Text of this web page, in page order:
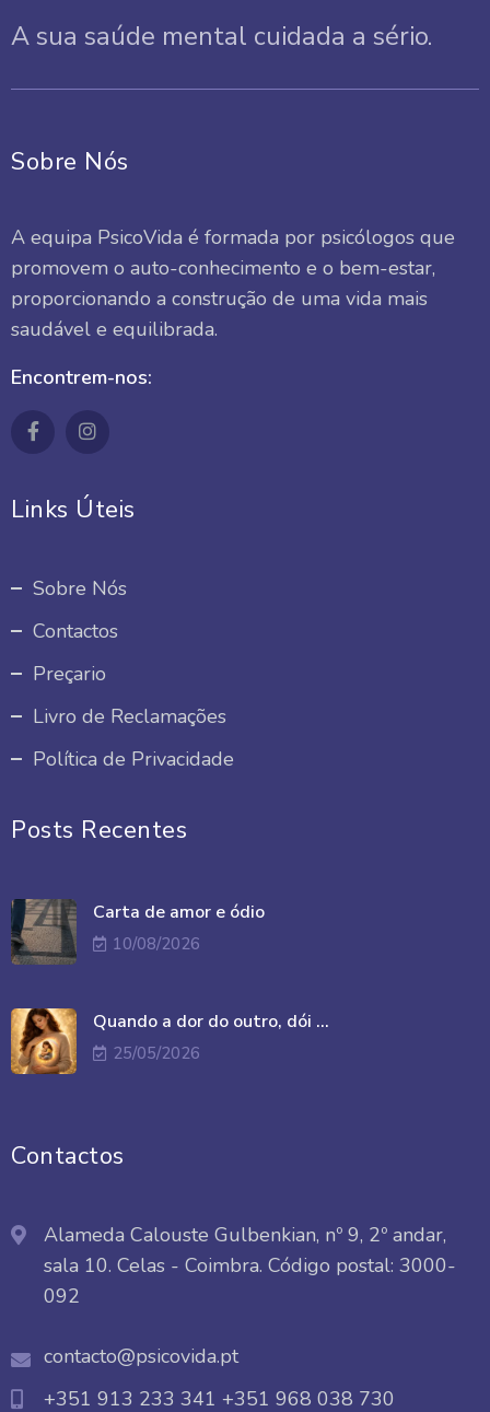
A sua saúde mental cuidada a sério.
Sobre Nós
A equipa PsicoVida é formada por psicólogos que
promovem o auto-conhecimento e o bem-estar,
proporcionando a construção de uma vida mais
saudável e equilibrada.
Encontrem-nos:
Links Úteis
Sobre Nós
Contactos
Preçario
Livro de Reclamações
Política de Privacidade
Posts Recentes
Carta de amor e ódio
10/08/2026
Quando a dor do outro, dói ...
25/05/2026
Contactos
Alameda Calouste Gulbenkian, nº 9, 2º andar,
sala 10. Celas - Coimbra. Código postal: 3000-
092
contacto@psicovida.pt
+351 913 233 341 +351 968 038 730